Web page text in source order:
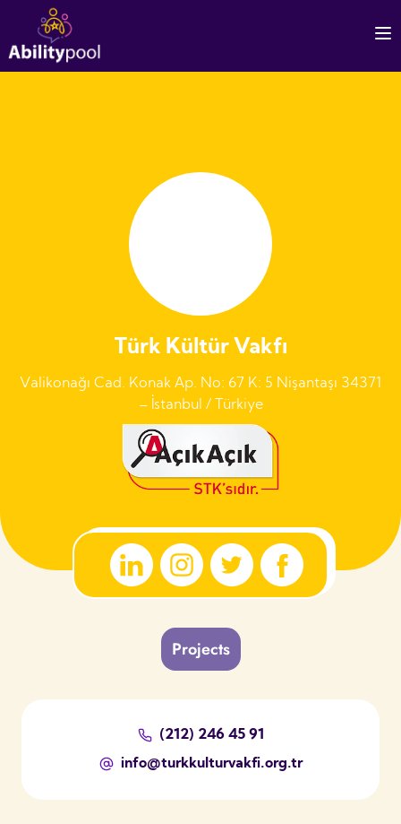
Türk Kültür Vakfı
Valikonağı Cad. Konak Ap. No: 67 K: 5 Nişantaşı 34371
– İstanbul / Türkiye
Projects
(212) 246 45 91
info@turkkulturvakfi.org.tr